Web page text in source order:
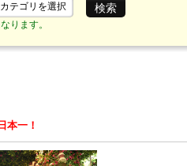
テゴリを選択
ります。
本一！